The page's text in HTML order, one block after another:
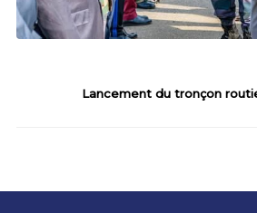
Lancement du tronçon